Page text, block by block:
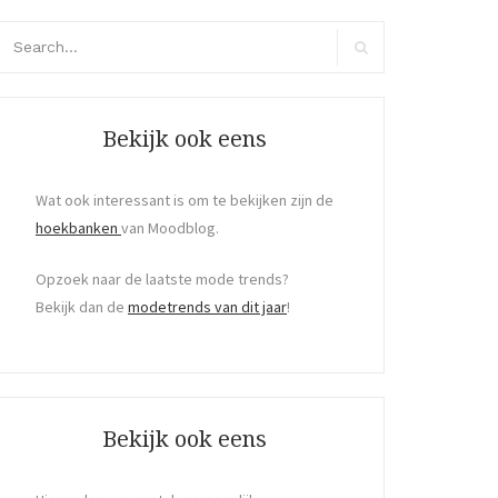
Bekijk ook eens
Wat ook interessant is om te bekijken zijn de
hoekbanken van Moodblog.
Opzoek naar de laatste mode trends?
Bekijk dan de modetrends van dit jaar!
Bekijk ook eens